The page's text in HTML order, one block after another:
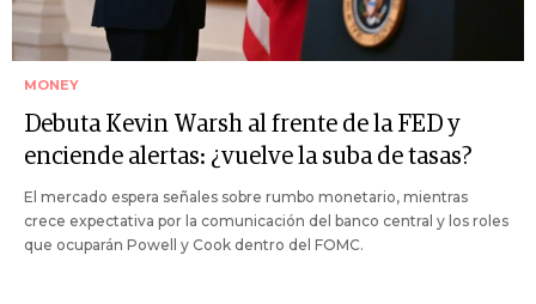
MONEY
Debuta Kevin Warsh al frente de la FED y
enciende alertas: ¿vuelve la suba de tasas?
El mercado espera señales sobre rumbo monetario, mientras
crece expectativa por la comunicación del banco central y los roles
que ocuparán Powell y Cook dentro del FOMC.